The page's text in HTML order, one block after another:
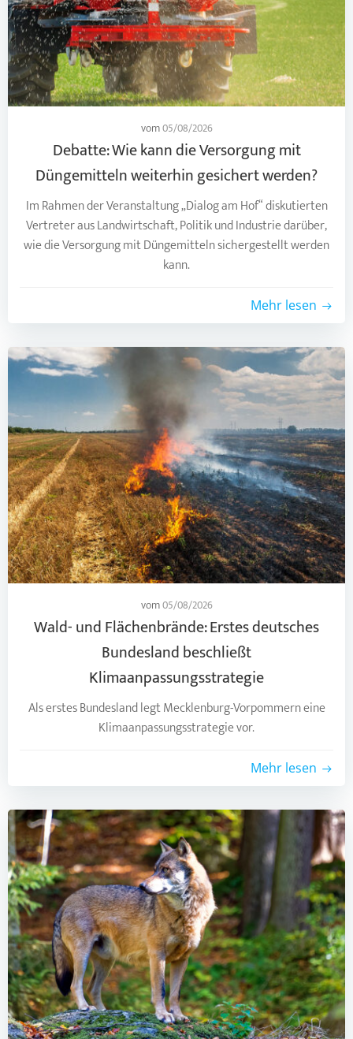
vom05/08/2026
Debatte: Wie kann die Versorgung mit
Düngemitteln weiterhin gesichert werden?
Im Rahmen der Veranstaltung „Dialog am Hof“ diskutierten
Vertreter aus Landwirtschaft, Politik und Industrie darüber,
wie die Versorgung mit Düngemitteln sichergestellt werden
kann.
Mehr lesen
vom05/08/2026
Wald- und Flächenbrände: Erstes deutsches
Bundesland beschließt
Klimaanpassungsstrategie
Als erstes Bundesland legt Mecklenburg-Vorpommern eine
Klimaanpassungsstrategie vor.
Mehr lesen